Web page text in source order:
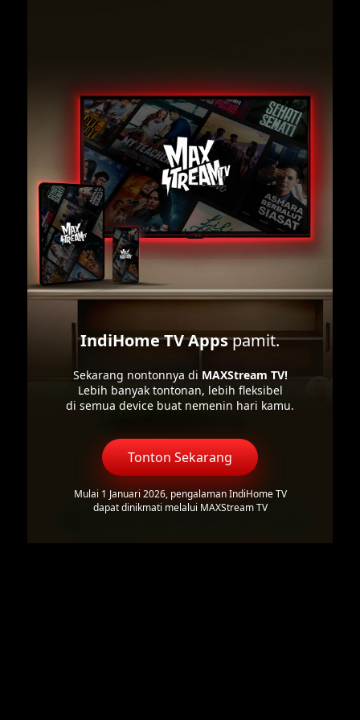
IndiHome TV Appspamit.
Sekarang nontonnya di MAXStream TV!
Lebih banyak tontonan, lebih fleksibel
di semua device buat nemenin hari kamu.
Tonton Sekarang
Mulai 1 Januari 2026, pengalaman IndiHome TV
dapat dinikmati melalui MAXStream TV